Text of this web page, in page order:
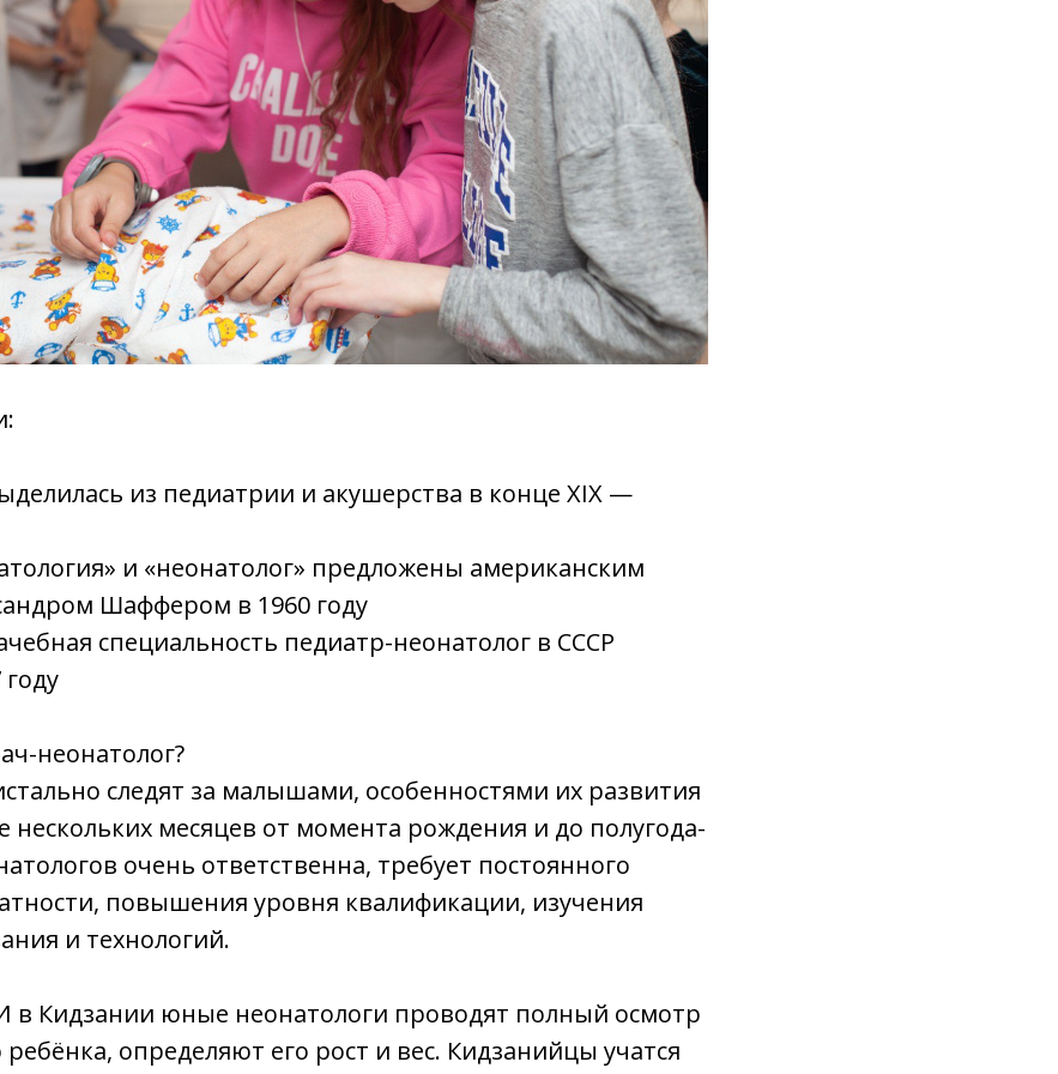
из педиатрии и акушерства в конце XIX —
и «неонатолог» предложены американским
Шаффером в 1960 году
специальность педиатр-неонатолог в СССР
неонатолог?
следят за малышами, особенностями их развития
нескольких месяцев от момента рождения и до полугода-
очень ответственна, требует постоянного
повышения уровня квалификации, изучения
и технологий.
в Кидзании юные неонатологи проводят полный осмотр
определяют его рост и вес. Кидзанийцы учатся